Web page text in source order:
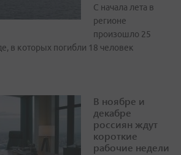
С начала лета в
регионе
произошло 25
в которых погибли 18 человек
В ноябре и
декабре
россиян ждут
короткие
рабочие недели